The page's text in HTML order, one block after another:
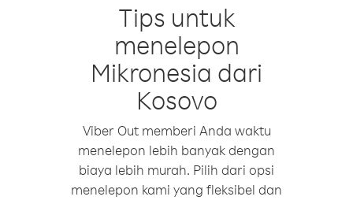
Tips untuk
menelepon
Mikronesia dari
Kosovo
Viber Out memberi Anda waktu
menelepon lebih banyak dengan
biaya lebih murah. Pilih dari opsi
menelepon kami yang fleksibel dan